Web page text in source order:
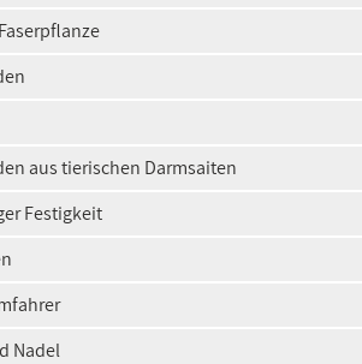
aus tierischen Darmsaiten
Festigkeit
Nadel